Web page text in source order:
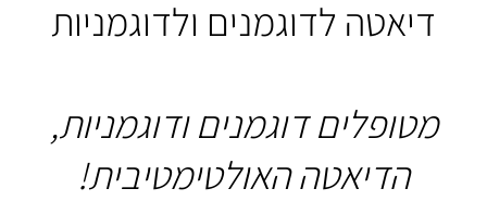
דיאטה לדוגמנים ולדוגמניות
מטופלים דוגמנים ודוגמניות,
הדיאטה האולטימטיבית!